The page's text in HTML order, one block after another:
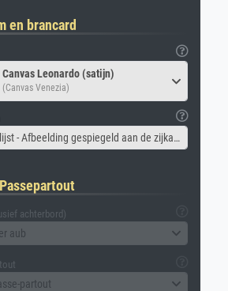
en brancard
Canvas Leonardo (satijn)
(Canvas Venezia)
Canvas lijst - Afbeelding gespiegeld aan de zijkant
achterbord)
aub
partout